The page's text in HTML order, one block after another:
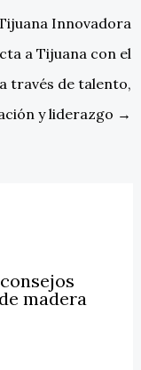
Innovadora
a Tijuana con el
través de talento,
y liderazgo →
madera